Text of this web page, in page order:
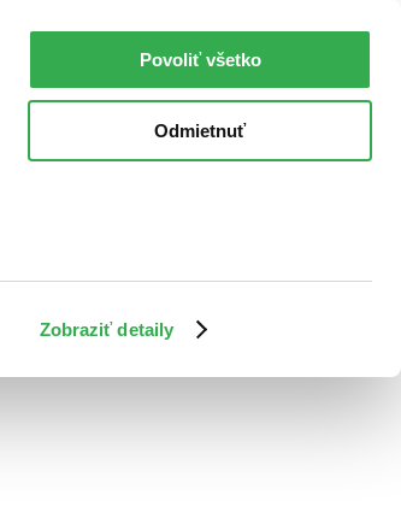
Zobraziť detaily
Povoliť všetko
Odmietnuť